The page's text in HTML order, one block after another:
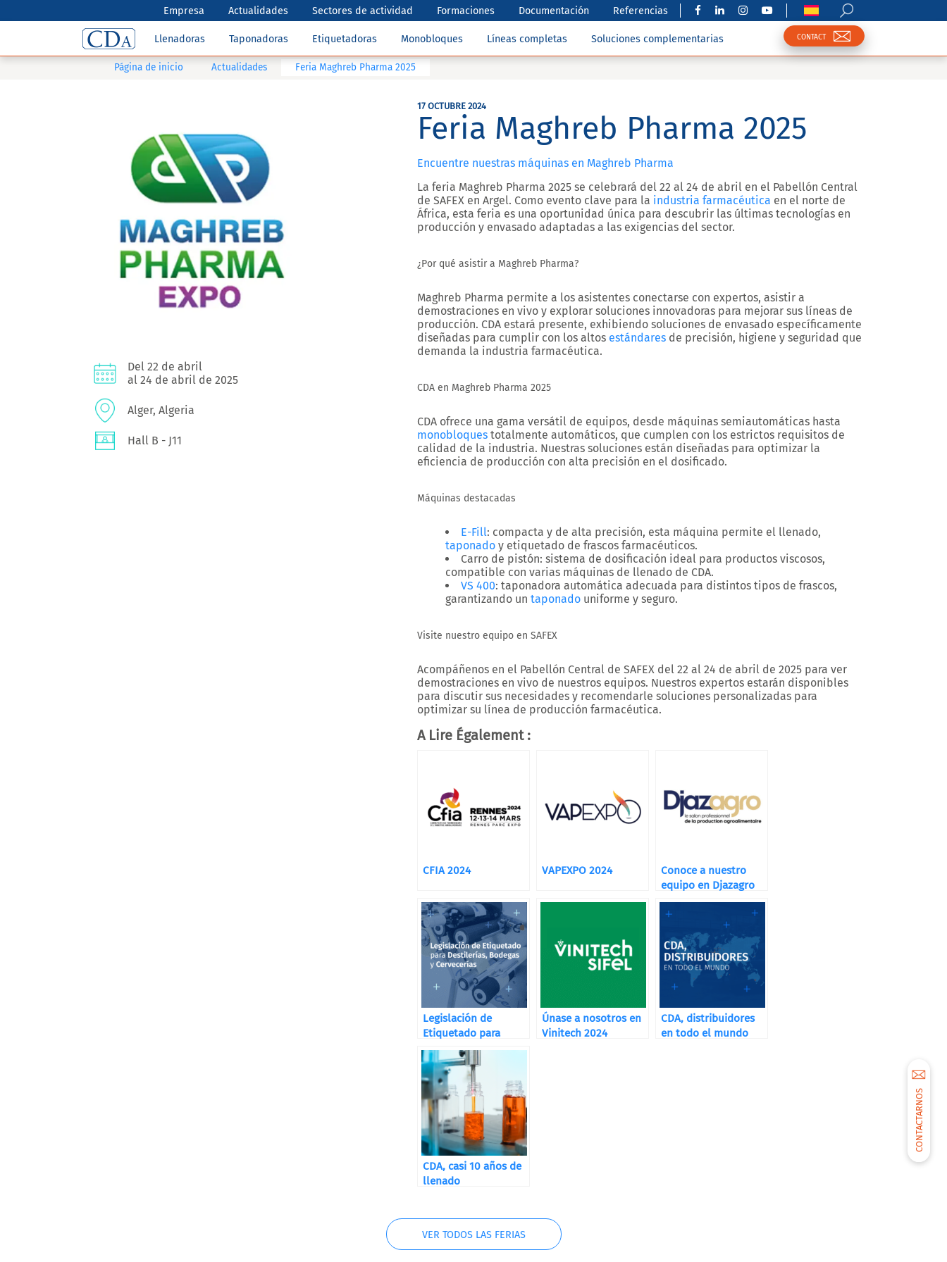
Empresa Actualidades Sectores de actividad Formaciones Documentación Referencias
Llenadoras Taponadoras Etiquetadoras Monobloques Líneas completas Soluciones complementarias CONTACT
CONTACTARNOS
Página de inicio Actualidades Feria Maghreb Pharma 2025
Del 22 de abril
al 24 de abril de 2025
Alger, Algeria
Hall B - J11
17 OCTUBRE 2024
Feria Maghreb Pharma 2025
Encuentre nuestras máquinas en Maghreb Pharma
La feria Maghreb Pharma 2025 se celebrará del 22 al 24 de abril en el Pabellón Central
de SAFEX en Argel. Como evento clave para la industria farmacéutica en el norte de
África, esta feria es una oportunidad única para descubrir las últimas tecnologías en
producción y envasado adaptadas a las exigencias del sector.
¿Por qué asistir a Maghreb Pharma?
Maghreb Pharma permite a los asistentes conectarse con expertos, asistir a
demostraciones en vivo y explorar soluciones innovadoras para mejorar sus líneas de
producción. CDA estará presente, exhibiendo soluciones de envasado específicamente
diseñadas para cumplir con los altos estándares de precisión, higiene y seguridad que
demanda la industria farmacéutica.
CDA en Maghreb Pharma 2025
CDA ofrece una gama versátil de equipos, desde máquinas semiautomáticas hasta
monobloques totalmente automáticos, que cumplen con los estrictos requisitos de
calidad de la industria. Nuestras soluciones están diseñadas para optimizar la
eficiencia de producción con alta precisión en el dosificado.
Máquinas destacadas
E-Fill: compacta y de alta precisión, esta máquina permite el llenado,
taponado y etiquetado de frascos farmacéuticos.
Carro de pistón: sistema de dosificación ideal para productos viscosos,
compatible con varias máquinas de llenado de CDA.
VS 400: taponadora automática adecuada para distintos tipos de frascos,
garantizando un taponado uniforme y seguro.
Visite nuestro equipo en SAFEX
Acompáñenos en el Pabellón Central de SAFEX del 22 al 24 de abril de 2025 para ver
demostraciones en vivo de nuestros equipos. Nuestros expertos estarán disponibles
para discutir sus necesidades y recomendarle soluciones personalizadas para
optimizar su línea de producción farmacéutica.
A Lire Également :
CFIA 2024 VAPEXPO 2024
Conoce a nuestro
equipo en Djazagro
Legislación de
Etiquetado para
Destilerías, Bodegas
y Cervecerías
Únase a nosotros en
Vinitech 2024
CDA, distribuidores
en todo el mundo
CDA, casi 10 años de
llenado
VER TODOS LAS FERIAS